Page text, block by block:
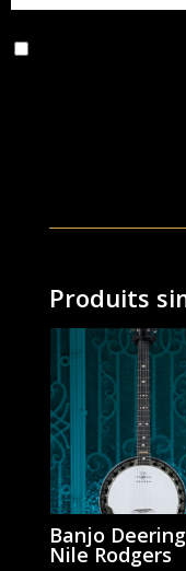
Produits
Banjo
Nile Rodgers